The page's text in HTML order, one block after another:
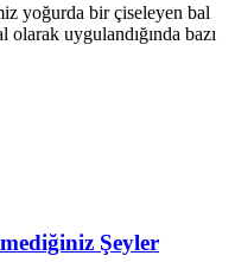
yoğurda bir çiseleyen bal
uygulandığında bazı
Şeyler